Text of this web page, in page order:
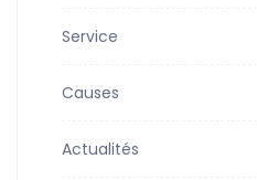
Service
Causes
Actualités